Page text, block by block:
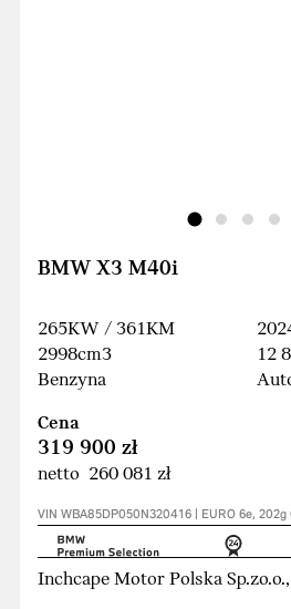
BMW X3 M40i
265KW / 361KM
2998cm3
Benzyna
12
Cena
319 900 zł
netto 260 081 zł
VIN WBA85DP050N320416 | EURO 6e,
Inchcape Motor Polska